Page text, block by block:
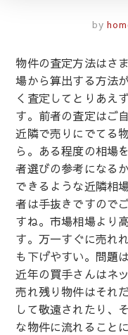
by
物件の査定方法はさ
場から算出する方法
く査定してとりあえ
す。前者の査定はご
近隣で売りにでてる
ら。ある程度の相場
者選びの参考になる
できるような近隣相
者は手抜きですので
すね。市場相場より
す。万一すぐに売れ
も下げやすい。問題
近年の買手さんはネ
売れ残り物件はそれ
して敬遠されたり、
な物件に流れること